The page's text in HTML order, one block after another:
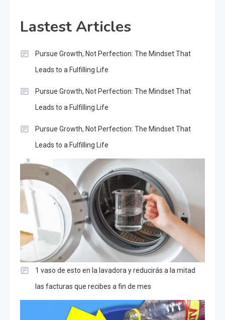
Lastest Articles
Pursue Growth, Not Perfection: The Mindset That
Leads to a Fulfilling Life
Pursue Growth, Not Perfection: The Mindset That
Leads to a Fulfilling Life
Pursue Growth, Not Perfection: The Mindset That
Leads to a Fulfilling Life
1 vaso de esto en la lavadora y reducirás a la mitad
las facturas que recibes a fin de mes